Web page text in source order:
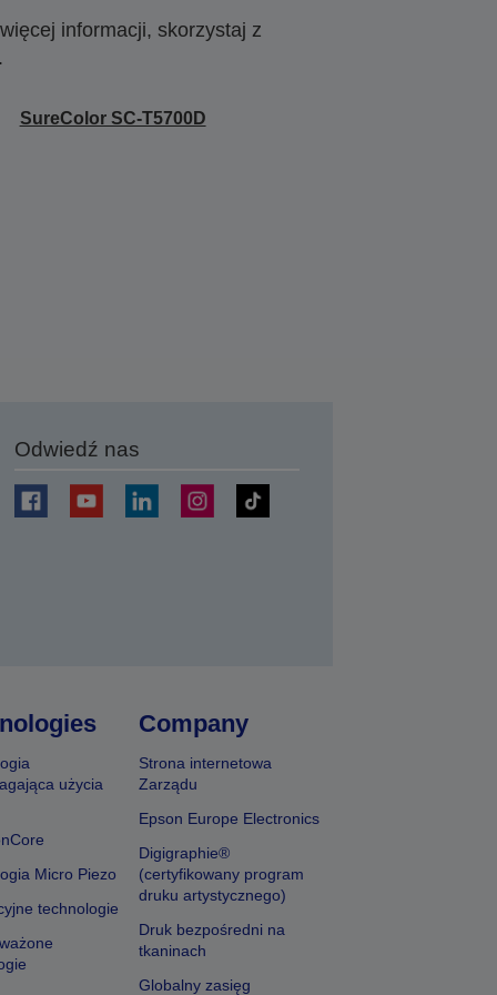
informacji, skorzystaj z
SureColor SC-T5700D
Odwiedź nas
użycia
Micro Piezo
technologie
Company
Strona internetowa
Zarządu
Epson Europe Electronics
Digigraphie®
(certyfikowany program
druku artystycznego)
Druk bezpośredni na
tkaninach
Globalny zasięg